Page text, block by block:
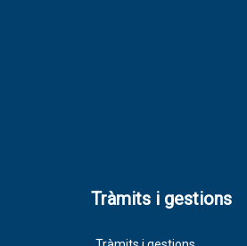
Tràmits i gestions